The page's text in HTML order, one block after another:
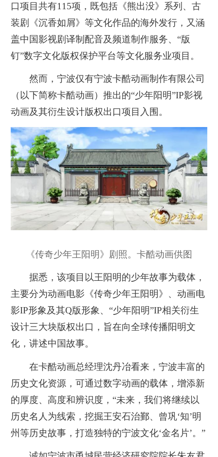
口项目共有115项，既包括《熊出没》系列、古
装剧《沉香如屑》等文化作品的海外发行，又涵
盖中国影视剧译制配音及频道制作服务、“版
钉”数字文化版权保护平台等文化服务业项目。
然而，宁波仅有宁波卡酷动画制作有限公司
（以下简称卡酷动画）推出的“少年阳明”IP影视
动画及其衍生设计版权出口项目入围。
《传奇少年王阳明》剧照。卡酷动画供图
据悉，该项目以王阳明的少年故事为载体，
主要分为动画电影《传奇少年王阳明》、动画电
影IP形象及其Q版形象、“少年阳明”IP相关衍生
设计三大块版权出口，旨在向全球传播阳明文
化，讲述中国故事。
在卡酷动画总经理沈丹冶看来，宁波丰富的
历史文化资源，可通过数字动画的载体，增添新
的厚度、高度和辨识度，“未来，我们将继续以
历史名人为线索，挖掘王安石治鄞、曾巩‘知’明
州等历史故事，打造独特的宁波文化‘金名片’。”